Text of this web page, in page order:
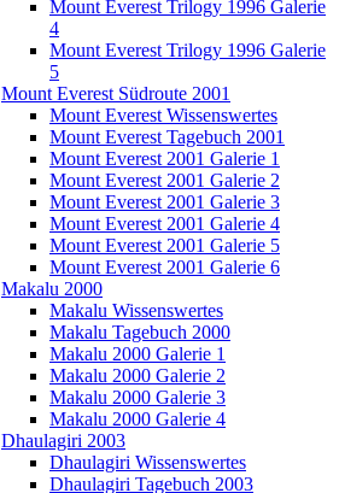
Mount Everest Trilogy 1996 Galerie
4
Mount Everest Trilogy 1996 Galerie
5
Mount Everest Südroute 2001
Mount Everest Wissenswertes
Mount Everest Tagebuch 2001
Mount Everest 2001 Galerie 1
Mount Everest 2001 Galerie 2
Mount Everest 2001 Galerie 3
Mount Everest 2001 Galerie 4
Mount Everest 2001 Galerie 5
Mount Everest 2001 Galerie 6
Makalu 2000
Makalu Wissenswertes
Makalu Tagebuch 2000
Makalu 2000 Galerie 1
Makalu 2000 Galerie 2
Makalu 2000 Galerie 3
Makalu 2000 Galerie 4
Dhaulagiri 2003
Dhaulagiri Wissenswertes
Dhaulagiri Tagebuch 2003